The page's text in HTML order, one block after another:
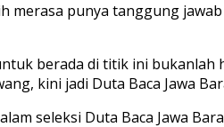
merasa punya tanggung
berada di titik ini bukanlah
kini jadi Duta Baca Jawa
seleksi Duta Baca Jawa